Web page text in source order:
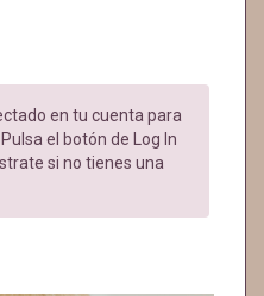
en tu cuenta para
el botón de Log In
si no tienes una